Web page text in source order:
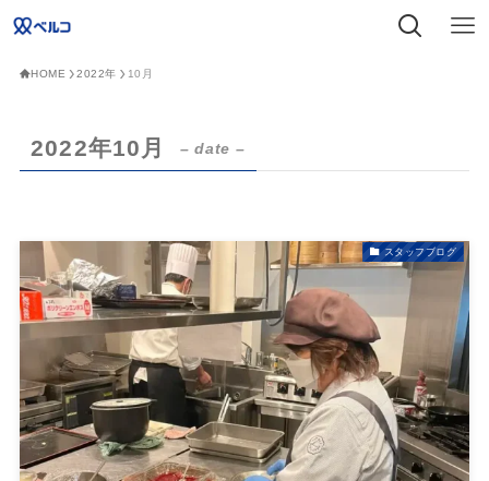
HOME 2022年 10月
2022年10月 – date –
スタッフブログ